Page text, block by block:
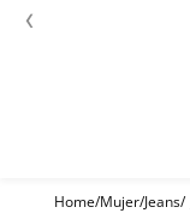
‹
Mujer Jeans